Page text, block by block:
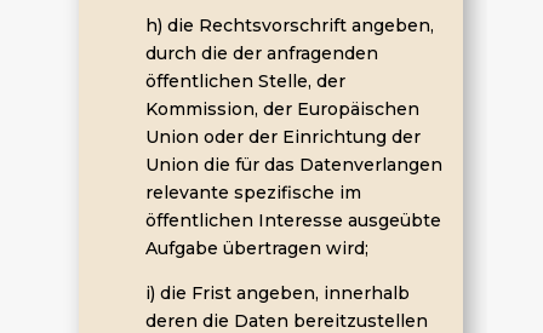
h) die Rechtsvorschrift angeben,
durch die der anfragenden
öffentlichen Stelle, der
Kommission, der Europäischen
Union oder der Einrichtung der
Union die für das Datenverlangen
relevante spezifische im
öffentlichen Interesse ausgeübte
Aufgabe übertragen wird;
i) die Frist angeben, innerhalb
deren die Daten bereitzustellen